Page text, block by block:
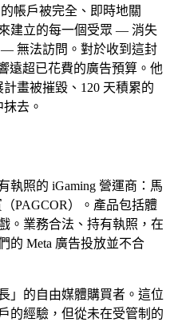
帳戶被完全、即時地關
建立的每一個受眾 — 消失
無法訪問。對於收到這封
遠超已花費的廣告預算。他
畫被摧毀、120 天積累的
去。
執照的 iGaming 營運商：馬
PAGCOR）。產品包括體
。業務合法、持有執照，在
的 Meta 廣告投放並不合
」的自由媒體購買者。這位
的經驗，但從未在受管制的